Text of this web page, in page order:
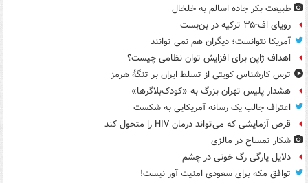
طبیعت بکر جاده اسالم به خلخال
رویای اف-۳۵ ترکیه در بن‌بست
آمریکا نتوانست؛ دیگران هم نمی توانند
اهداف ژاپن برای افزایش توان نظامی چیست؟
ترس کارشناس کویتی از تسلط ایران بر تنگۀ هرمز
هشدار پلیس تهران بزرگ به «کودک‌بلاگرها»
اعتراف جالب یک رسانه آمریکایی به شکست
قرص آزمایشی که می‌تواند درمان HIV را متحول کند
شکار تمساح در مالزی
دلایل پارگی رگ خونی در چشم
توافق مکه برای سعودی امنیت آور نیست!